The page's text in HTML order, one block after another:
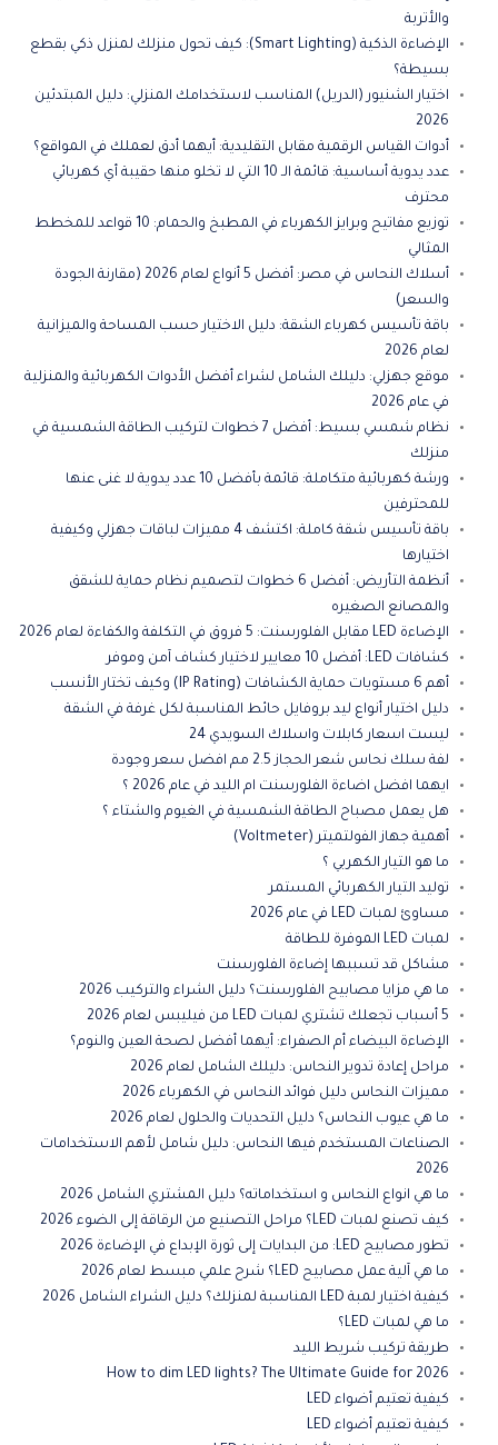
والأتربة
الإضاءة الذكية (Smart Lighting): كيف تحول منزلك لمنزل ذكي بقطع
بسيطة؟
اختيار الشنيور (الدريل) المناسب لاستخدامك المنزلي: دليل المبتدئين
2026
أدوات القياس الرقمية مقابل التقليدية: أيهما أدق لعملك في المواقع؟
عدد يدوية أساسية: قائمة الـ 10 التي لا تخلو منها حقيبة أي كهربائي
محترف
توزيع مفاتيح وبرايز الكهرباء في المطبخ والحمام: 10 قواعد للمخطط
المثالي
أسلاك النحاس في مصر: أفضل 5 أنواع لعام 2026 (مقارنة الجودة
والسعر)
باقة تأسيس كهرباء الشقة: دليل الاختيار حسب المساحة والميزانية
لعام 2026
موقع جهزلي: دليلك الشامل لشراء أفضل الأدوات الكهربائية والمنزلية
في عام 2026
نظام شمسي بسيط: أفضل 7 خطوات لتركيب الطاقة الشمسية في
منزلك
ورشة كهربائية متكاملة: قائمة بأفضل 10 عدد يدوية لا غنى عنها
للمحترفين
باقة تأسيس شقة كاملة: اكتشف 4 مميزات لباقات جهزلي وكيفية
اختيارها
أنظمة التأريض: أفضل 6 خطوات لتصميم نظام حماية للشقق
والمصانع الصغيره
الإضاءة LED مقابل الفلورسنت: 5 فروق في التكلفة والكفاءة لعام 2026
كشافات LED: أفضل 10 معايير لاختيار كشاف آمن وموفر
أهم 6 مستويات حماية الكشافات (IP Rating) وكيف تختار الأنسب
دليل اختيار أنواع ليد بروفايل حائط المناسبة لكل غرفة في الشقة
ليست اسعار كابلات واسلاك السويدي 24
لفة سلك نحاس شعر الحجاز 2.5 مم افضل سعر وجودة
ايهما افضل اضاءة الفلورسنت ام الليد في عام 2026 ؟
هل يعمل مصباح الطاقة الشمسية في الغيوم والشتاء ؟
أهمية جهاز الفولتميتر (Voltmeter)
ما هو التيار الكهربي ؟
توليد التيار الكهربائي المستمر
مساوئ لمبات LED في عام 2026
لمبات LED الموفرة للطاقة
مشاكل قد تسببها إضاءة الفلورسنت
ما هي مزايا مصابيح الفلورسنت؟ دليل الشراء والتركيب 2026
5 أسباب تجعلك تشتري لمبات LED من فيليبس لعام 2026
الإضاءة البيضاء أم الصفراء: أيهما أفضل لصحة العين والنوم؟
مراحل إعادة تدوير النحاس: دليلك الشامل لعام 2026
مميزات النحاس دليل فوائد النحاس في الكهرباء 2026
ما هي عيوب النحاس؟ دليل التحديات والحلول لعام 2026
الصناعات المستخدم فيها النحاس: دليل شامل لأهم الاستخدامات
2026
ما هي انواع النحاس و استخداماته؟ دليل المشتري الشامل 2026
كيف تصنع لمبات LED؟ مراحل التصنيع من الرقاقة إلى الضوء 2026
تطور مصابيح LED: من البدايات إلى ثورة الإبداع في الإضاءة 2026
ما هي آلية عمل مصابيح LED؟ شرح علمي مبسط لعام 2026
كيفية اختيار لمبة LED المناسبة لمنزلك؟ دليل الشراء الشامل 2026
ما هي لمبات LED؟
طريقة تركيب شريط الليد
How to dim LED lights? The Ultimate Guide for 2026
كيفية تعتيم أضواء LED
كيفية تعتيم أضواء LED